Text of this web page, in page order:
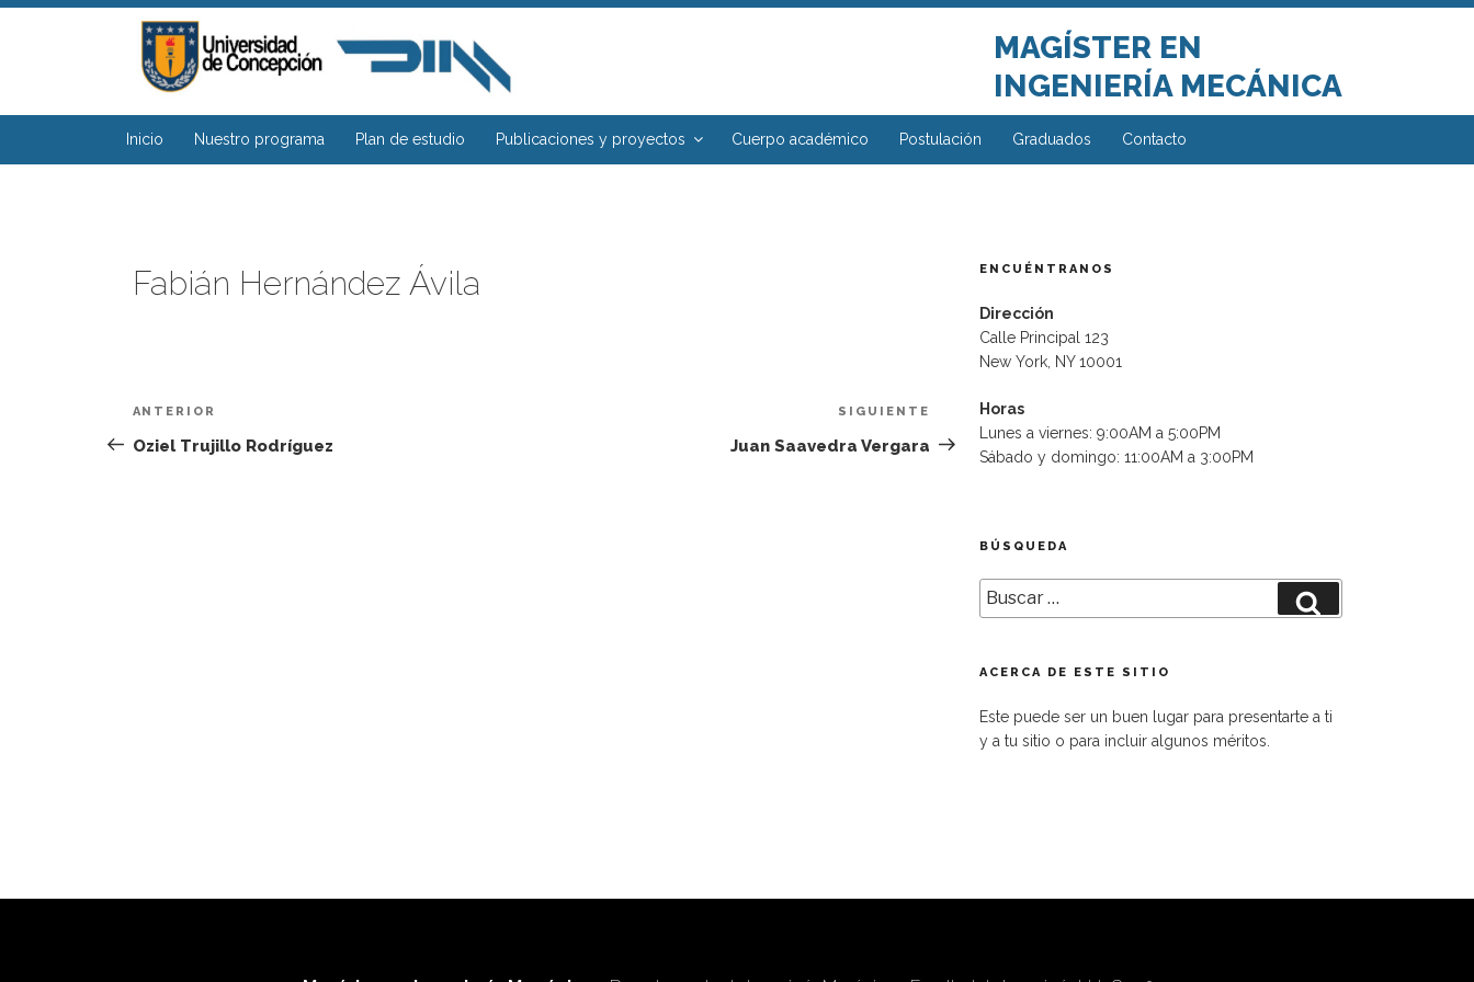
Saltar
MAGÍSTER EN
INGENIERÍA MECÁNICA
Inicio Nuestro programa Plan de estudio Publicaciones y proyectos Cuerpo académico Postulación Graduados Contacto
Fabián Hernández Ávila
Navegación
de
Entrada
anterior:
ANTERIOR
Oziel Trujillo Rodríguez
Siguiente
entrada
SIGUIENTE
Juan Saavedra Vergara
ENCUÉNTRANOS
Dirección
Calle Principal 123
New York, NY 10001
Horas
Lunes a viernes: 9:00AM a 5:00PM
Sábado y domingo: 11:00AM a 3:00PM
BÚSQUEDA
Buscar
por:
ACERCA DE ESTE SITIO
Este puede ser un buen lugar para presentarte a ti
y a tu sitio o para incluir algunos méritos.